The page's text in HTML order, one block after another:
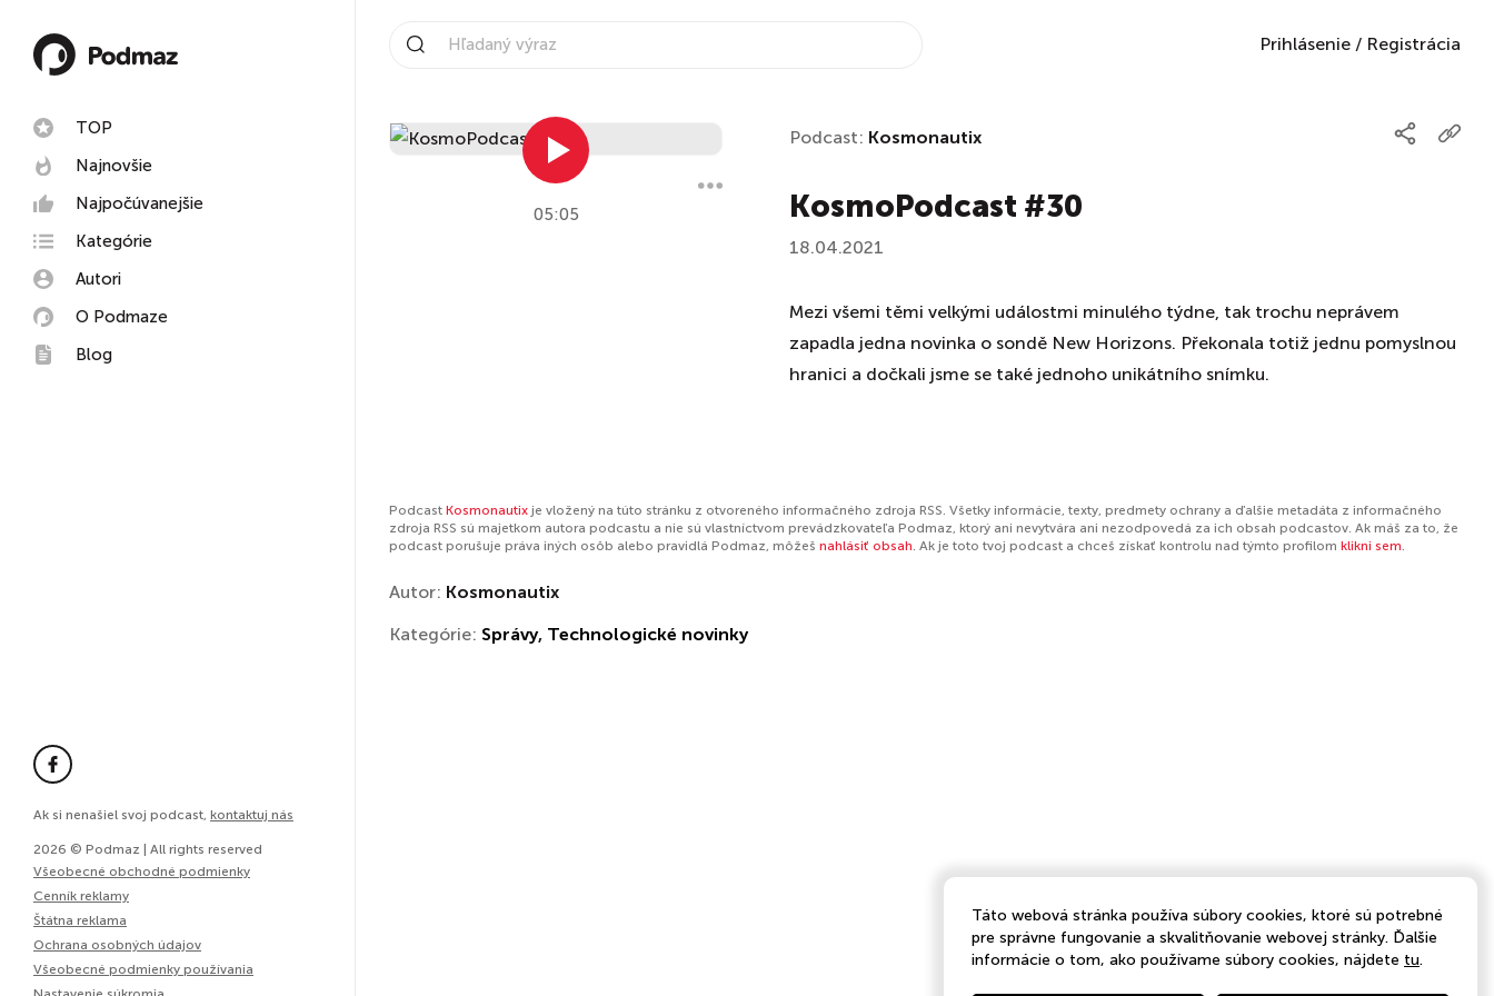
TOP
Najnovšie
Najpočúvanejšie
Kategórie
Autori
O Podmaze
Blog
Ak si nenašiel svoj podcast, kontaktuj nás
2026 © Podmaz | All rights reserved
Všeobecné obchodné podmienky
Cenník reklamy
Štátna reklama
Ochrana osobných údajov
Všeobecné podmienky používania
Prihlásenie / Registrácia
05:05
Podcast: Kosmonautix
KosmoPodcast #30
18.04.2021
Mezi všemi těmi velkými událostmi minulého týdne, tak trochu neprávem
zapadla jedna novinka o sondě New Horizons. Překonala totiž jednu pomyslnou
hranici a dočkali jsme se také jednoho unikátního snímku.
Podcast Kosmonautix je vložený na túto stránku z otvoreného informačného zdroja RSS. Všetky informácie, texty, predmety ochrany a ďalšie metadáta z informačného
zdroja RSS sú majetkom autora podcastu a nie sú vlastníctvom prevádzkovateľa Podmaz, ktorý ani nevytvára ani nezodpovedá za ich obsah podcastov. Ak máš za to, že
podcast porušuje práva iných osôb alebo pravidlá Podmaz, môžeš nahlásiť obsah. Ak je toto tvoj podcast a chceš získať kontrolu nad týmto profilom klikni sem.
Autor: Kosmonautix
Kategórie: Správy, Technologické novinky
Táto webová stránka používa súbory cookies, ktoré sú potrebné
pre správne fungovanie a skvalitňovanie webovej stránky. Ďalšie
informácie o tom, ako používame súbory cookies, nájdete tu.